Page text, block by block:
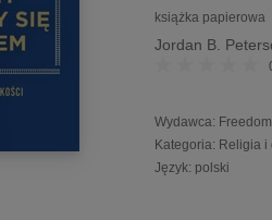
książka papierowa
Jordan B.
Wydawca:
Kategoria: Religia i
Język: polski